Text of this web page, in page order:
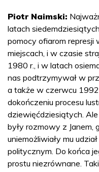
Piotr Naimski:
latach
pomocy ofiarom represji
miejscach, i w czasie
1980 r., i w latach
nas podtrzymywał w
a także w czerwcu
dokończeniu procesu
dziewięćdziesiątych.
były rozmowy z Janem,
uniemożliwiały mu
politycznym. Do końca
prostu niezrównane.